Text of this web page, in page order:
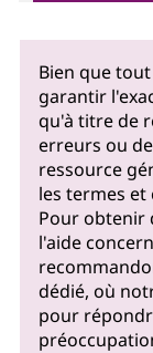
Bien que
garantir
qu'à titre de
erreurs ou
ressource
les termes
Pour obtenir
l'aide
dédié, où
pour